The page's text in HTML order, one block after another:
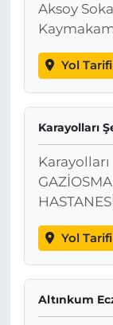
Aksoy
Yol Tarifi
Karayolları
Yol
Altınkum